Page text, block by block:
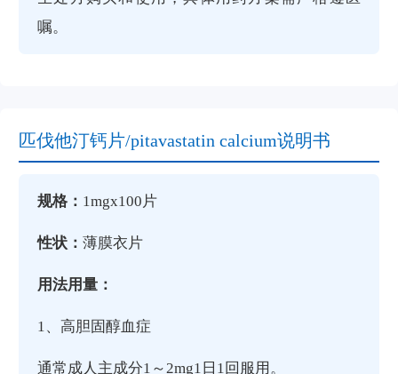
嘱。‌
匹伐他汀钙片/pitavastatin calcium说明书
规格： 1mgx100片
性状： 薄膜衣片
用法用量：
1、高胆固醇血症
通常成人主成分1～2mg1日1回服用。